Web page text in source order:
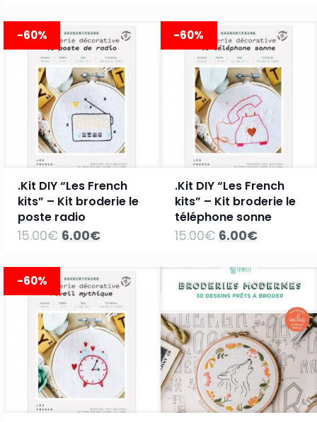
était :
12.99€.
est :
6.00€.
était :
12.99€.
est :
6.00€.
-60%
.Kit DIY “Les French
kits” – Kit broderie le
poste radio
15.00€ Le
était :
15.00€.
6.00€Le
est :
6.00€.
-60%
.Kit DIY “Les French
kits” – Kit broderie le
téléphone sonne
15.00€ Le
était :
15.00€.
6.00€Le
6.00€.
-60%